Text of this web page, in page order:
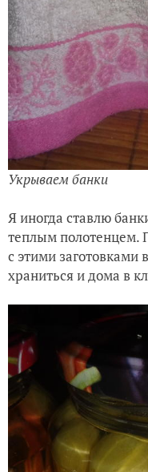
Укрываем банки
Я иногда ставлю
теплым полотенцем.
с этими заготовками
храниться и дома в